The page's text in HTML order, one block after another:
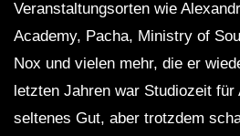
Veranstaltungsorten wie
Academy, Pacha, Ministry of
Nox und vielen mehr, die er
letzten Jahren war Studiozeit für
seltenes Gut, aber trotzdem